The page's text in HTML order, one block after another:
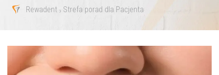
Rewadent › Strefa porad dla Pacjenta